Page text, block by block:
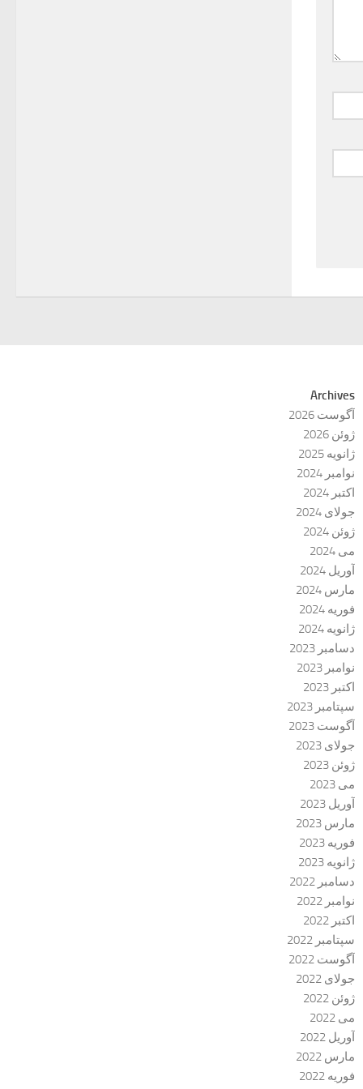
Archives
آگوست 2026
ژوئن 2026
ژانویه 2025
نوامبر 2024
اکتبر 2024
جولای 2024
ژوئن 2024
می 2024
آوریل 2024
مارس 2024
فوریه 2024
ژانویه 2024
دسامبر 2023
نوامبر 2023
اکتبر 2023
سپتامبر 2023
آگوست 2023
جولای 2023
ژوئن 2023
می 2023
آوریل 2023
مارس 2023
فوریه 2023
ژانویه 2023
دسامبر 2022
نوامبر 2022
اکتبر 2022
سپتامبر 2022
آگوست 2022
جولای 2022
ژوئن 2022
می 2022
آوریل 2022
مارس 2022
فوریه 2022